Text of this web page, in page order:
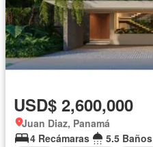
USD$ 2,600,000
Juan Diaz, Panamá
4 Recámaras
5.5 Baños